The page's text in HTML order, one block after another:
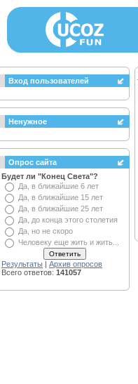
Вход пользователей
Ненужное
Опрос сайта
Будет ли "Конец Света"?
Да, в ближайшие 6 лет
Да, в ближайшие 15 лет
Да, в ближайшие 25 лет
Да, до конца этого столетия
Да, но не скоро
Человеку еще жить и жить...
Результаты | Архив опросов
Всего ответов: 141057